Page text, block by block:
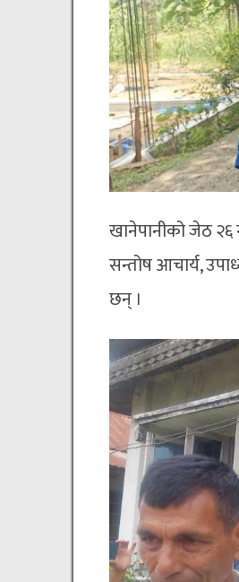
खानेपानीको जेठ २६
सन्तोष आचार्य,
छन् ।